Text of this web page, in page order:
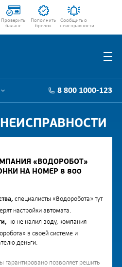
Проверить
баланс
Пополнить
брелок
Сообщить о
неисправности
8 800 1000-123
«ВОДОРОБОТ»
НА НОМЕР 8 800
специалисты «Водоробота» тут
настройки автомата.
но не налил воду, компания
в своей системе и
деньги.
гарантировано позволяет решить